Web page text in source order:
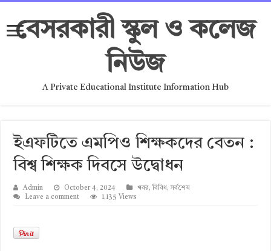
বেসরকারী স্কুল ও কলেজ
নিউজ
A Private Educational Institute Information Hub
ইএফটিতে এমপিও শিক্ষকদের বেতন :
বিশ্ব শিক্ষক দিবসে উদ্বোধন
Admin October 4, 2024 খবর,বিবিধ,সর্বশেষ
Leave a comment
1,135 Views